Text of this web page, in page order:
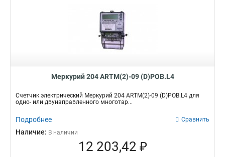
Меркурий 204 ARTM(2)-09 (D)POB.L4
Счетчик электрический Меркурий 204 ARTM(2)-09 (D)POB.L4 для
одно- или двунаправленного многотар...
Подробнее Сравнить
Наличие: В наличии
12 203,42 ₽